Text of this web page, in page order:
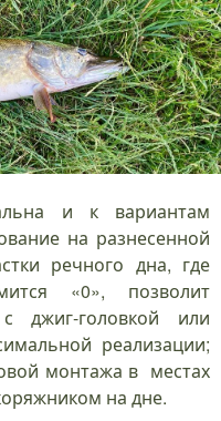
и к вариантам
на разнесенной
речного дна, где
«0», позволит
джиг-головкой или
реализации;
монтажа в местах
на дне.